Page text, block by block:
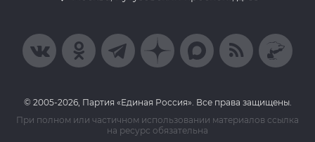
© 2005-2026, Партия «Единая Россия». Все права защищены.
При полном или частичном использовании материалов ссылка
на ресурс обязательна